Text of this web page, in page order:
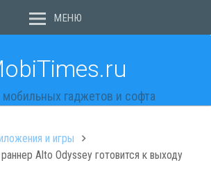
МЕНЮ
гаджетов и софта
и игры
Alto Odyssey готовится к выходу